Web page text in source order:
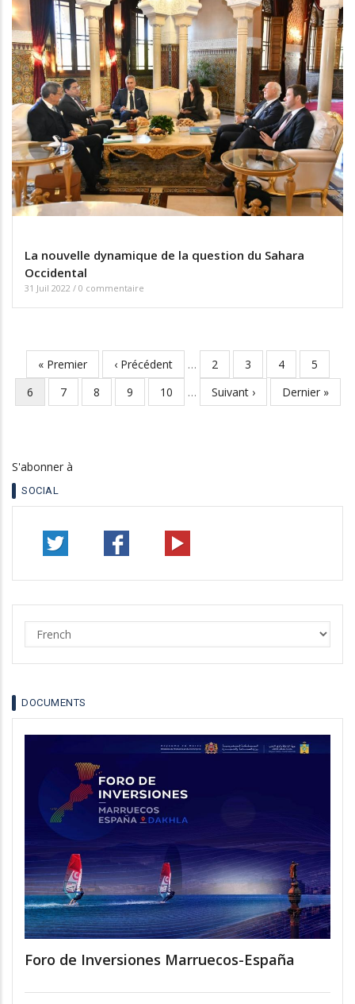
La nouvelle dynamique de la question du Sahara
Occidental
31 Juil 2022 / 0 commentaire
Pagination
Première
page
« Premier
Page
précédente
‹ Précédent … Page
2 Page
3 Page
4 Page
5
Page
courante
6 Page
7 Page
8 Page
9 Page
10 …
Page
suivante
Suivant ›
Dernière
page
Dernier »
S'abonner à
SOCIAL
Select
your
language
DOCUMENTS
Foro de Inversiones Marruecos-España